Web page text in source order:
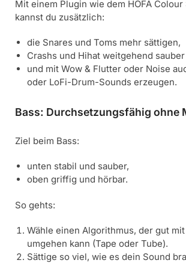
Mit einem Plugin wie dem HOFA
kannst du zusätzlich:
die Snares und Toms mehr sättigen,
Crashs und Hihat weitgehend
und mit Wow & Flutter oder Noise
oder LoFi-Drum-Sounds erzeugen.
Bass: Durchsetzungsfähig ohne
Ziel beim Bass:
unten stabil und sauber,
oben griffig und hörbar.
So gehts:
Wähle einen Algorithmus, der gut
umgehen kann (Tape oder Tube).
Sättige so viel, wie es dein Sound